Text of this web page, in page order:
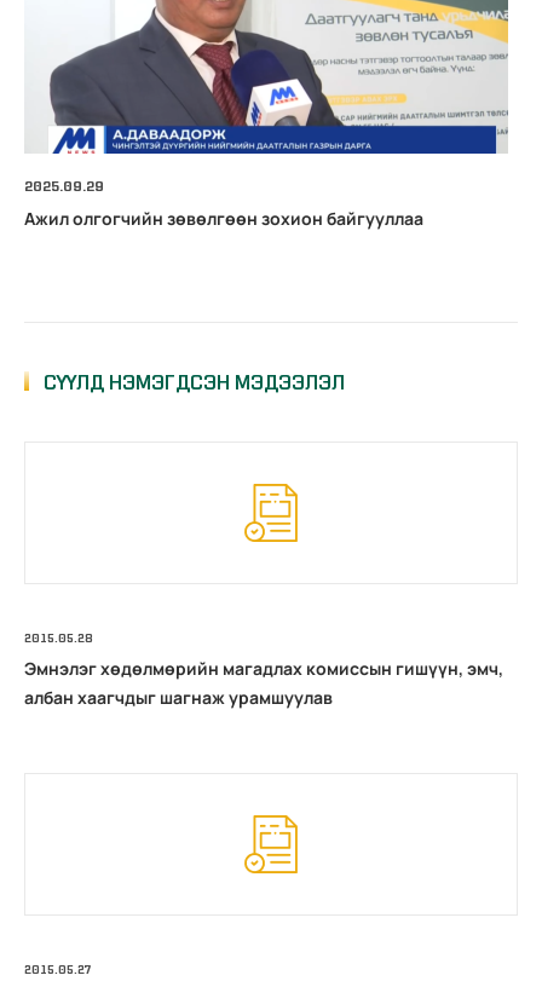
2025.09.29
Ажил олгогчийн зөвөлгөөн зохион байгууллаа
СҮҮЛД НЭМЭГДСЭН МЭДЭЭЛЭЛ
2015.05.28
Эмнэлэг хөдөлмөрийн магадлах комиссын гишүүн, эмч,
албан хаагчдыг шагнаж урамшуулав
2015.05.27